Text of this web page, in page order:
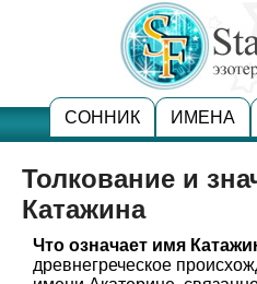
СОННИК ИМЕНА
Толкование и
Катажина
Что означает имя
древнегреческое